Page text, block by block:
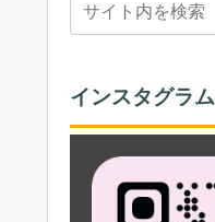
インスタグラム